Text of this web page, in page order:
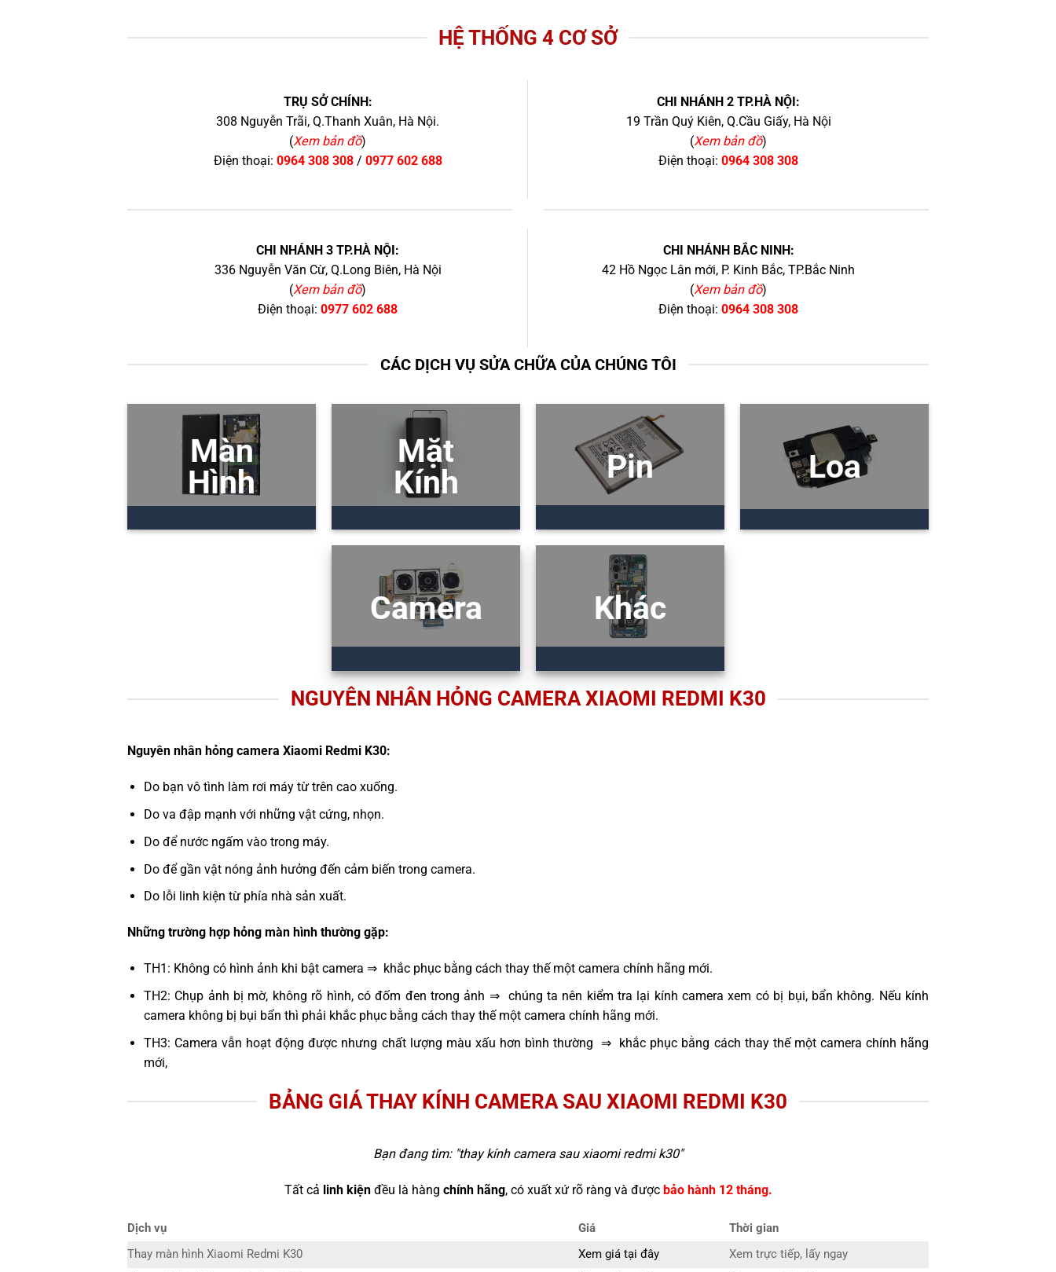
HỆ THỐNG 4 CƠ SỞ
TRỤ SỞ CHÍNH:
308 Nguyễn Trãi, Q.Thanh Xuân, Hà Nội.
(Xem bản đồ)
Điện thoại: 0964 308 308/ 0977 602 688
CHI NHÁNH 2 TP.HÀ NỘI:
19 Trần Quý Kiên, Q.Cầu Giấy, Hà Nội
(Xem bản đồ)
Điện thoại: 0964 308 308
CHI NHÁNH 3 TP.HÀ NỘI:
336 Nguyễn Văn Cừ, Q.Long Biên, Hà Nội
(Xem bản đồ)
Điện thoại: 0977 602 688
CHI NHÁNH BẮC NINH:
42 Hồ Ngọc Lân mới, P. Kinh Bắc, TP.Bắc Ninh
(Xem bản đồ)
Điện thoại: 0964 308 308
CÁC DỊCH VỤ SỬA CHỮA CỦA CHÚNG TÔI
Màn
Hình
Mặt
Kính
Pin Loa
Camera Khác
NGUYÊN NHÂN HỎNG CAMERA XIAOMI REDMI K30
Nguyên nhân hỏng camera Xiaomi Redmi K30:
Do bạn vô tình làm rơi máy từ trên cao xuống.
Do va đập mạnh với những vật cứng, nhọn.
Do để nước ngấm vào trong máy.
Do để gần vật nóng ảnh hưởng đến cảm biến trong camera.
Do lỗi linh kiện từ phía nhà sản xuất.
Những trường hợp hỏng màn hình thường gặp:
TH1: Không có hình ảnh khi bật camera ⇒ khắc phục bằng cách thay thế một camera chính hãng mới.
TH2: Chụp ảnh bị mờ, không rõ hình, có đốm đen trong ảnh ⇒ chúng ta nên kiểm tra lại kính camera xem có bị bụi, bẩn không. Nếu kính
camera không bị bụi bẩn thì phải khắc phục bằng cách thay thế một camera chính hãng mới.
TH3: Camera vẫn hoạt động được nhưng chất lượng màu xấu hơn bình thường ⇒ khắc phục bằng cách thay thế một camera chính hãng
mới,
BẢNG GIÁ THAY KÍNH CAMERA SAU XIAOMI REDMI K30
Bạn đang tìm: "thay kính camera sau xiaomi redmi k30"
Tất cả linh kiệnđều là hàng chính hãng, có xuất xứ rõ ràng và được bảo hành 12 tháng.
Dịch vụ Giá
Thời gian
Thay màn hình Xiaomi Redmi K30
Xem giá tại đây
Xem trực tiếp, lấy ngay